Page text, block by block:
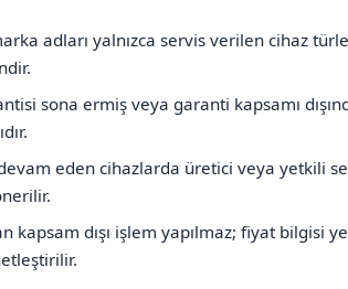
adları yalnızca servis verilen cihaz
sona ermiş veya garanti kapsamı
eden cihazlarda üretici veya yetkili
kapsam dışı işlem yapılmaz; fiyat bilgisi
çağırabilirsiniz.Markadan